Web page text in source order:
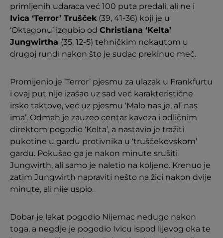
primljenih udaraca već 100 puta predali, ali ne i
Ivica ‘Terror’ Trušček(39, 41-36) koji je u
‘Oktagonu’ izgubio od Christiana ‘Kelta’
Jungwirtha (35, 12-5) tehničkim nokautom u
drugoj rundi nakon što je sudac prekinuo meč.
Promijenio je ‘Terror’ pjesmu za ulazak u Frankfurtu
i ovaj put nije izašao uz sad već karakteristične
irske taktove, već uz pjesmu ‘Malo nas je, al’ nas
ima’. Odmah je zauzeo centar kaveza i odličnim
direktom pogodio ‘Kelta’, a nastavio je tražiti
pukotine u gardu protivnika u ‘truščekovskom’
gardu. Pokušao ga je nakon minute srušiti
Jungwirth, ali samo je naletio na koljeno. Krenuo je
zatim Jungwirth napraviti nešto na žici nakon dvije
minute, ali nije uspio.
Dobar je lakat pogodio Nijemac nedugo nakon
toga, a negdje je pogodio Ivicu ispod lijevog oka te